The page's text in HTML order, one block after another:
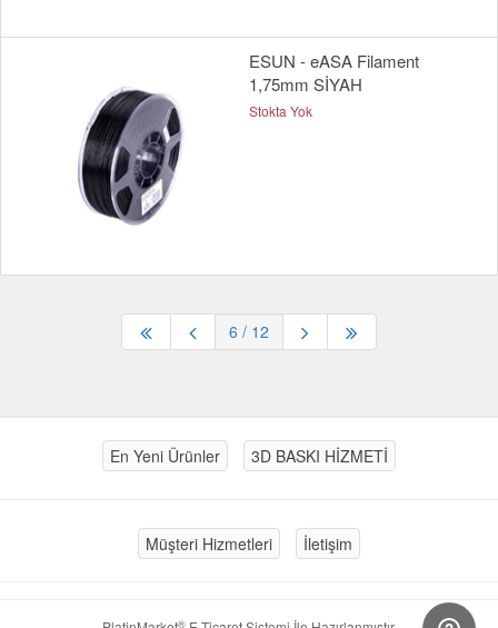
ESUN - eASA Filament
1,75mm SİYAH
Stokta Yok
6 / 12
En Yeni Ürünler 3D BASKI HİZMETİ
Müşteri Hizmetleri İletişim
®